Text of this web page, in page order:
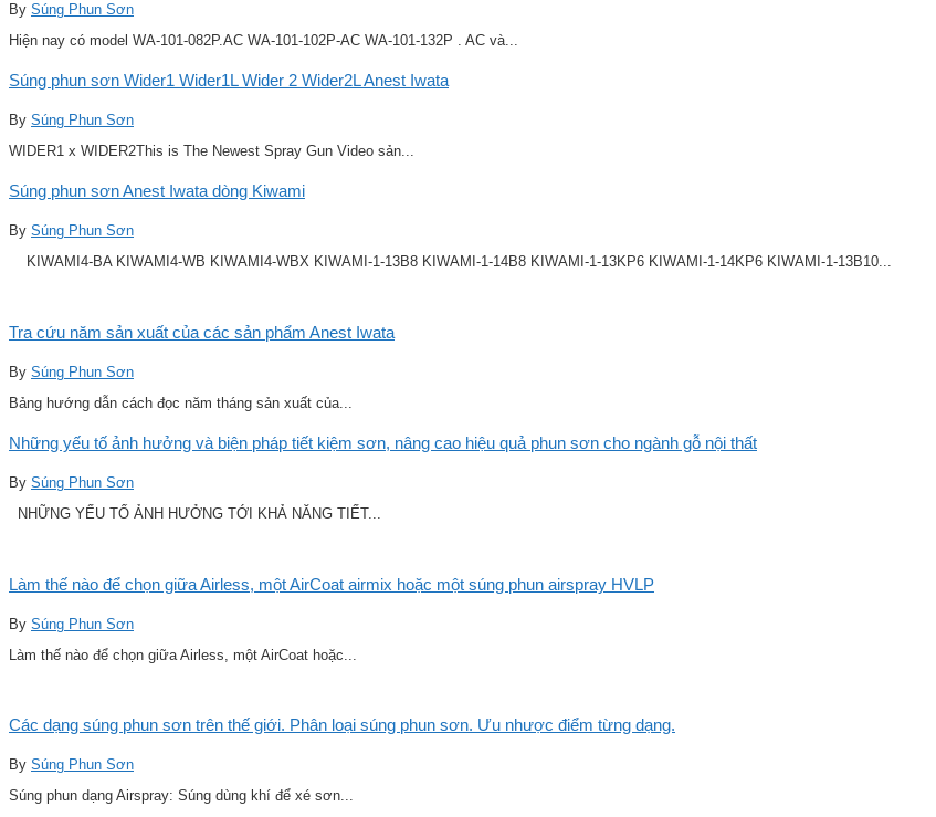
By Súng Phun Sơn
Hiện nay có model WA-101-082P.AC WA-101-102P-AC WA-101-132P . AC và...
Súng phun sơn Wider1 Wider1L Wider 2 Wider2L Anest Iwata
By Súng Phun Sơn
WIDER1 x WIDER2This is The Newest Spray Gun Video sản...
Súng phun sơn Anest Iwata dòng Kiwami
By Súng Phun Sơn
KIWAMI4-BA KIWAMI4-WB KIWAMI4-WBX KIWAMI-1-13B8 KIWAMI-1-14B8 KIWAMI-1-13KP6 KIWAMI-1-14KP6 KIWAMI-1-13B10...
Tra cứu năm sản xuất của các sản phẩm Anest Iwata
By Súng Phun Sơn
Bảng hướng dẫn cách đọc năm tháng sản xuất của...
Những yếu tố ảnh hưởng và biện pháp tiết kiệm sơn, nâng cao hiệu quả phun sơn cho ngành gỗ nội thất
By Súng Phun Sơn
NHỮNG YẾU TỐ ẢNH HƯỞNG TỚI KHẢ NĂNG TIẾT...
Làm thế nào để chọn giữa Airless, một AirCoat airmix hoặc một súng phun airspray HVLP
By Súng Phun Sơn
Làm thế nào để chọn giữa Airless, một AirCoat hoặc...
Các dạng súng phun sơn trên thế giới. Phân loại súng phun sơn. Ưu nhược điểm từng dạng.
By Súng Phun Sơn
Súng phun dạng Airspray: Súng dùng khí để xé sơn...